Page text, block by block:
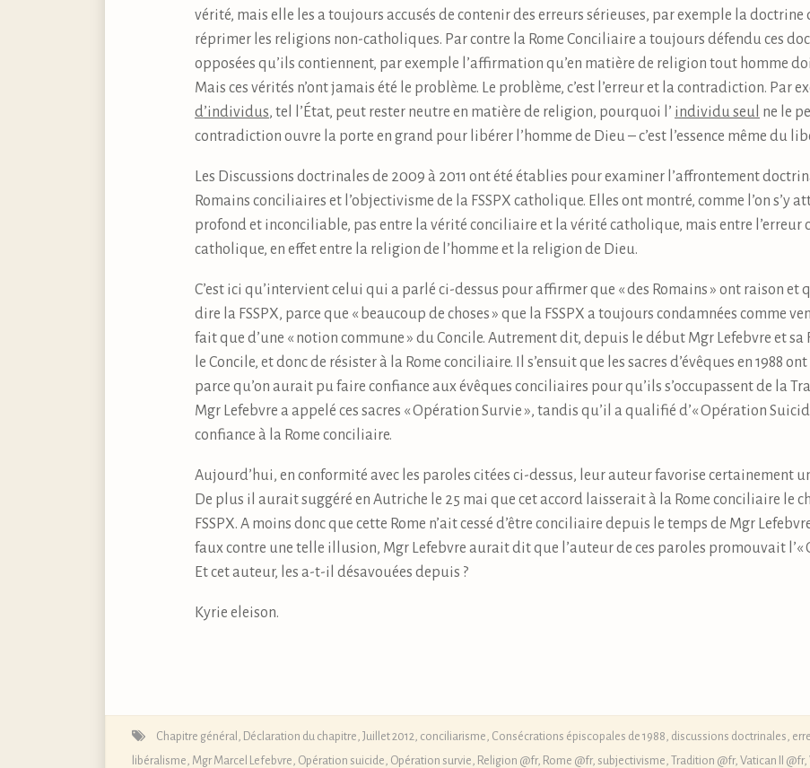
vérité, mais elle les a toujours accusés de contenir des erreurs sérieuses, par exemple la doctrine
réprimer les religions non-catholiques. Par contre la Rome Conciliaire a toujours défendu ces
opposées qu’ils contiennent, par exemple l’affirmation qu’en matière de religion tout homme
Mais ces vérités n’ont jamais été le problème. Le problème, c’est l’erreur et la contradiction. Par
d’individus, tel l’État, peut rester neutre en matière de religion, pourquoi l’ individu seul ne le
contradiction ouvre la porte en grand pour libérer l’homme de Dieu – c’est l’essence même du
Les Discussions doctrinales de 2009 à 2011 ont été établies pour examiner l’affrontement
Romains conciliaires et l’objectivisme de la FSSPX catholique. Elles ont montré, comme l’on s’y
profond et inconciliable, pas entre la vérité conciliaire et la vérité catholique, mais entre l’erreur
catholique, en effet entre la religion de l’homme et la religion de Dieu.
C’est ici qu’intervient celui qui a parlé ci-dessus pour affirmer que « des Romains » ont raison et
dire la FSSPX, parce que « beaucoup de choses » que la FSSPX a toujours condamnées comme
fait que d’une « notion commune » du Concile. Autrement dit, depuis le début Mgr Lefebvre et sa
le Concile, et donc de résister à la Rome conciliaire. Il s’ensuit que les sacres d’évêques en 1988
parce qu’on aurait pu faire confiance aux évêques conciliaires pour qu’ils s’occupassent de la
Mgr Lefebvre a appelé ces sacres « Opération Survie », tandis qu’il a qualifié d’« Opération
confiance à la Rome conciliaire.
Aujourd’hui, en conformité avec les paroles citées ci-dessus, leur auteur favorise certainement un
De plus il aurait suggéré en Autriche le 25 mai que cet accord laisserait à la Rome conciliaire le
FSSPX. A moins donc que cette Rome n’ait cessé d’être conciliaire depuis le temps de Mgr
faux contre une telle illusion, Mgr Lefebvre aurait dit que l’auteur de ces paroles promouvait l’«
Et cet auteur, les a-t-il désavouées depuis ?
Kyrie eleison.
Chapitre général, Déclaration du chapitre, Juillet 2012 conciliarisme Consécrations épiscopales de 1988 discussions doctrinales
libéralisme Mgr Marcel Lefebvre Opération suicide Opération survie Religion @fr, Rome @fr, subjectivisme Tradition @fr, Vatican II @fr,